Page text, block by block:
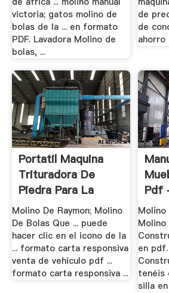
victoria; gatos molino de
bolas de la ... en formato
PDF. Lavadora Molino de
bolas, ...
de
de
ahorro
Portatil Maquina
Trituradora De
Piedra Para La
Venta
Molino De Raymon; Molino
De Bolas Que ... puede
hacer clic en el icono de la
... formato carta responsiva
venta de vehiculo pdf ...
formato carta responsiva ...
Pdf
Molino
Molino
en
tenéis
silla